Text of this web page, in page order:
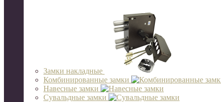
Замки накладные
Комбинированные замки
Навесные замки
Сувальдные замки